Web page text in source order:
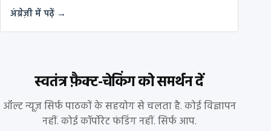
अंग्रेज़ी में पढ़ें →
स्वतंत्र फ़ैक्ट-चेकिंग को समर्थन दें
ऑल्ट न्यूज़ सिर्फ पाठकों के सहयोग से चलता है. कोई विज्ञापन
नहीं. कोई कॉर्पोरेट फंडिंग नहीं. सिर्फ आप.